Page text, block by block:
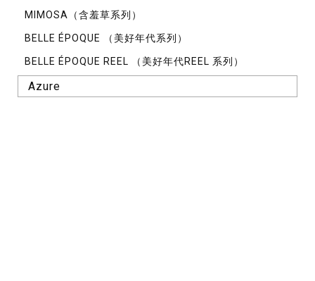
MIMOSA（含羞草系列）
BELLE ÉPOQUE （美好年代系列）
BELLE ÉPOQUE REEL （美好年代REEL 系列）
Azure